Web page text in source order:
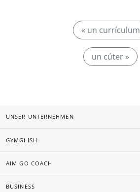
« un currículum
un cúter »
UNSER UNTERNEHMEN
GYMGLISH
AIMIGO COACH
BUSINESS